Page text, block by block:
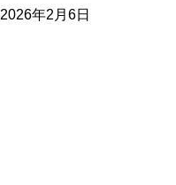
2026年2月6日